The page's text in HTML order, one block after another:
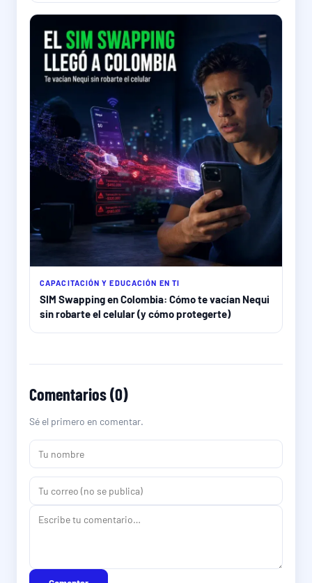
CAPACITACIÓN Y EDUCACIÓN EN TI
SIM Swapping en Colombia: Cómo te vacían Nequi
sin robarte el celular (y cómo protegerte)
Comentarios (0)
Sé el primero en comentar.